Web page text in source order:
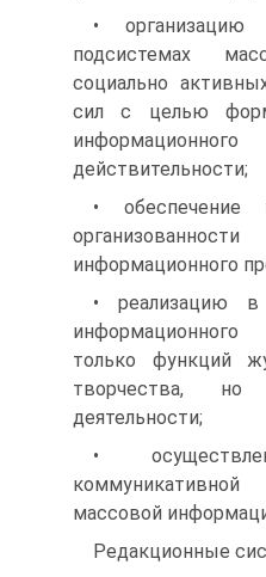
• организацию
подсистемах
социально
сил с целью
действительности;
• обеспечение
информационного
• реализацию в
только функций
творчества,
деятельности;
•
массовой
Редакционные